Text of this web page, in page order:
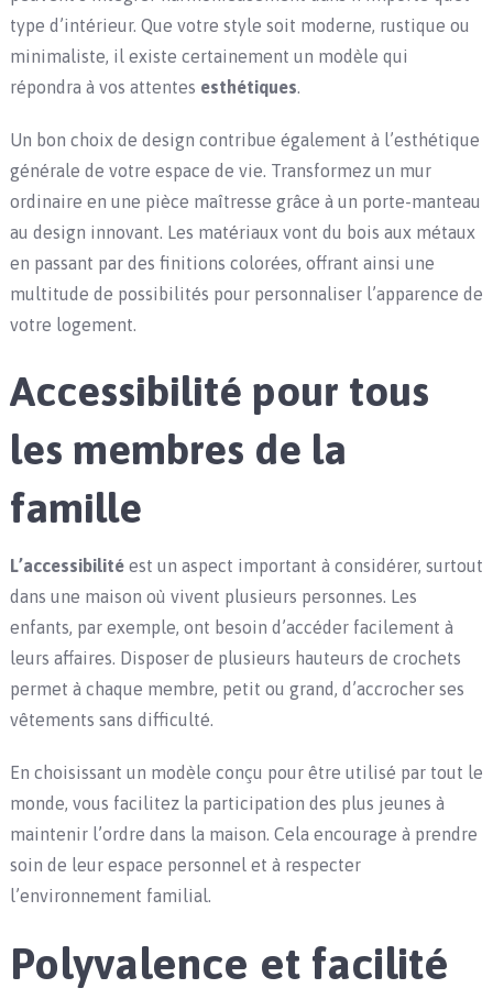
type d’intérieur. Que votre style soit moderne, rustique ou
minimaliste, il existe certainement un modèle qui
répondra à vos attentes esthétiques.
Un bon choix de design contribue également à l’esthétique
générale de votre espace de vie. Transformez un mur
ordinaire en une pièce maîtresse grâce à un porte-manteau
au design innovant. Les matériaux vont du bois aux métaux
en passant par des finitions colorées, offrant ainsi une
multitude de possibilités pour personnaliser l’apparence de
votre logement.
Accessibilité pour tous
les membres de la
famille
L’accessibilitéest un aspect important à considérer, surtout
dans une maison où vivent plusieurs personnes. Les
enfants, par exemple, ont besoin d’accéder facilement à
leurs affaires. Disposer de plusieurs hauteurs de crochets
permet à chaque membre, petit ou grand, d’accrocher ses
vêtements sans difficulté.
En choisissant un modèle conçu pour être utilisé par tout le
monde, vous facilitez la participation des plus jeunes à
maintenir l’ordre dans la maison. Cela encourage à prendre
soin de leur espace personnel et à respecter
l’environnement familial.
Polyvalence et facilité